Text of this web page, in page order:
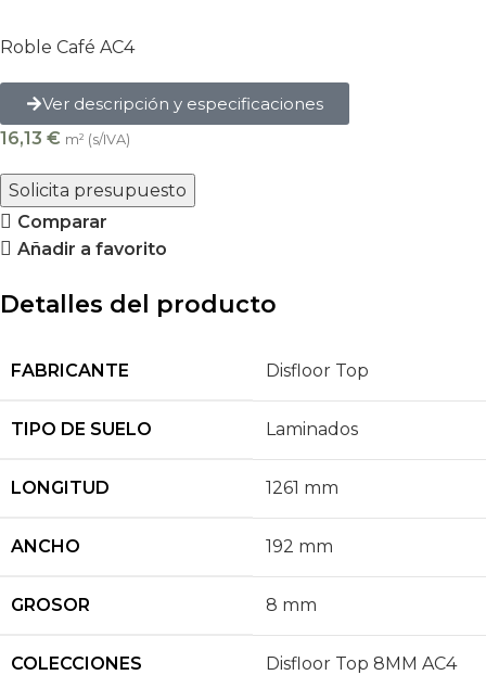
Roble Café AC4
Ver descripción y especificaciones
16,13 € m² (s/IVA)
Solicita presupuesto
Comparar
Añadir a favorito
Detalles del producto
FABRICANTE Disfloor Top
TIPO DE SUELO Laminados
LONGITUD 1261 mm
ANCHO 192 mm
GROSOR 8 mm
COLECCIONES Disfloor Top 8MM AC4